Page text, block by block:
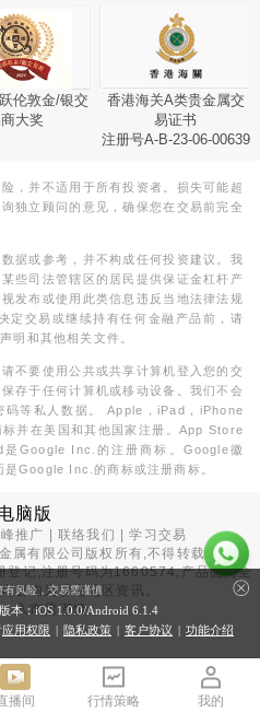
伦敦金/银交
大奖
香港海关A类贵金属交
易证书
注册号A-B-23-06-00639
，并不适用于所有投资者。损失可能超
独立顾问的意见，确保您在交易前完全
据或参考，并不构成任何投资建议。我
些司法管辖区的居民提供保证金杠杆产
发布或使用此类信息违反当地法律法规
定交易或继续持有任何金融产品前，请
明和其他相关文件。
不要使用公共或共享计算机登入您的交
存于任何计算机或移动设备。我们不会
码等私人数据。 Apple，iPad，iPhone
并在美国和其他国家注册。App Store
Google Inc.的注册商标。Google徽
Google Inc.的商标或注册商标。
脑版
推广 |联络我们 |学习交易
属有限公司版权所有,不得转载
登记,注册号码为1660574,产品面向全
容均为香港地区资讯。
入市需谨慎。
播间 行情策略 我的
有风险，交易需谨慎
本：iOS 1.0.0/Android 6.1.4
应用权限 | 隐私政策 | 客户协议 | 功能介绍